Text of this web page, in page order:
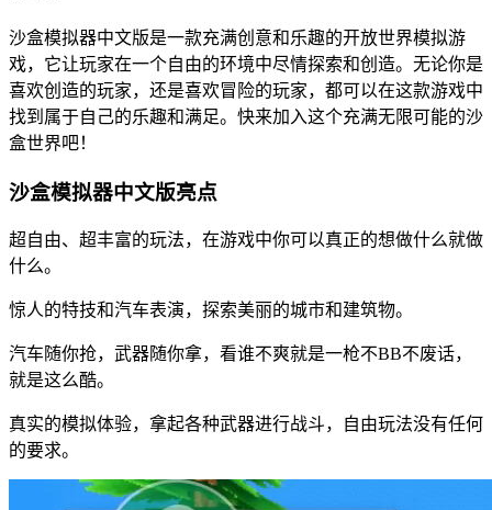
沙盒模拟器中文版是一款充满创意和乐趣的开放世界模拟游
戏，它让玩家在一个自由的环境中尽情探索和创造。无论你是
喜欢创造的玩家，还是喜欢冒险的玩家，都可以在这款游戏中
找到属于自己的乐趣和满足。快来加入这个充满无限可能的沙
盒世界吧！
沙盒模拟器中文版亮点
超自由、超丰富的玩法，在游戏中你可以真正的想做什么就做
什么。
惊人的特技和汽车表演，探索美丽的城市和建筑物。
汽车随你抢，武器随你拿，看谁不爽就是一枪不BB不废话，
就是这么酷。
真实的模拟体验，拿起各种武器进行战斗，自由玩法没有任何
的要求。